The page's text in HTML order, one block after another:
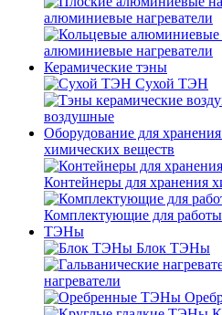
алюминиевые нагреватели
алюминиевые нагреватели
Керамические тэны
Сухой ТЭН
воздушные
Оборудование для
химических веществ
Контейнеры для хранения
Комплектующие для
ТЭНы
Блок ТЭНы
нагреватели